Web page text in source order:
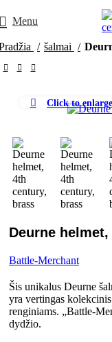
Menu
šalmai
Click to enlarge
Deurne
Battle-Merchant
Šis unikalus Deurne
yra vertingas
renginiams. „Battle-
dydžio.